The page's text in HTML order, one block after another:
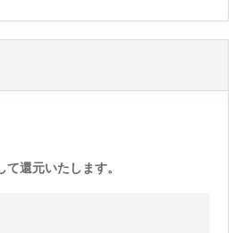
還元いたします。